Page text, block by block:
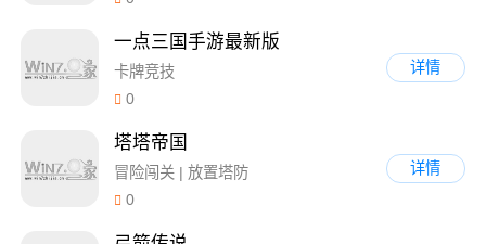
一点三国手游最新版
卡牌竞技
0
详情
塔塔帝国
冒险闯关 | 放置塔防
0
详情